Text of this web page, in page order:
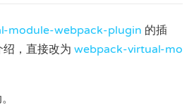
module-webpack-plugin 的插
，直接改为 webpack-virtual-mo